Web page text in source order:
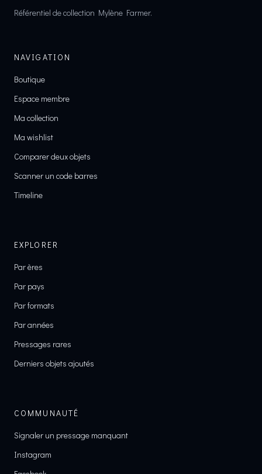
Référentiel de collection Mylène Farmer.
NAVIGATION
Boutique
Espace membre
Ma collection
Ma wishlist
Comparer deux objets
Scanner un code barres
Timeline
EXPLORER
Par ères
Par pays
Par formats
Par années
Pressages rares
Derniers objets ajoutés
COMMUNAUTÉ
Signaler un pressage manquant
Instagram